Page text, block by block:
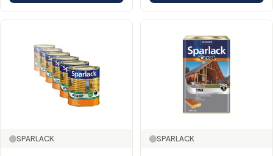
SPARLACK SPARLACK